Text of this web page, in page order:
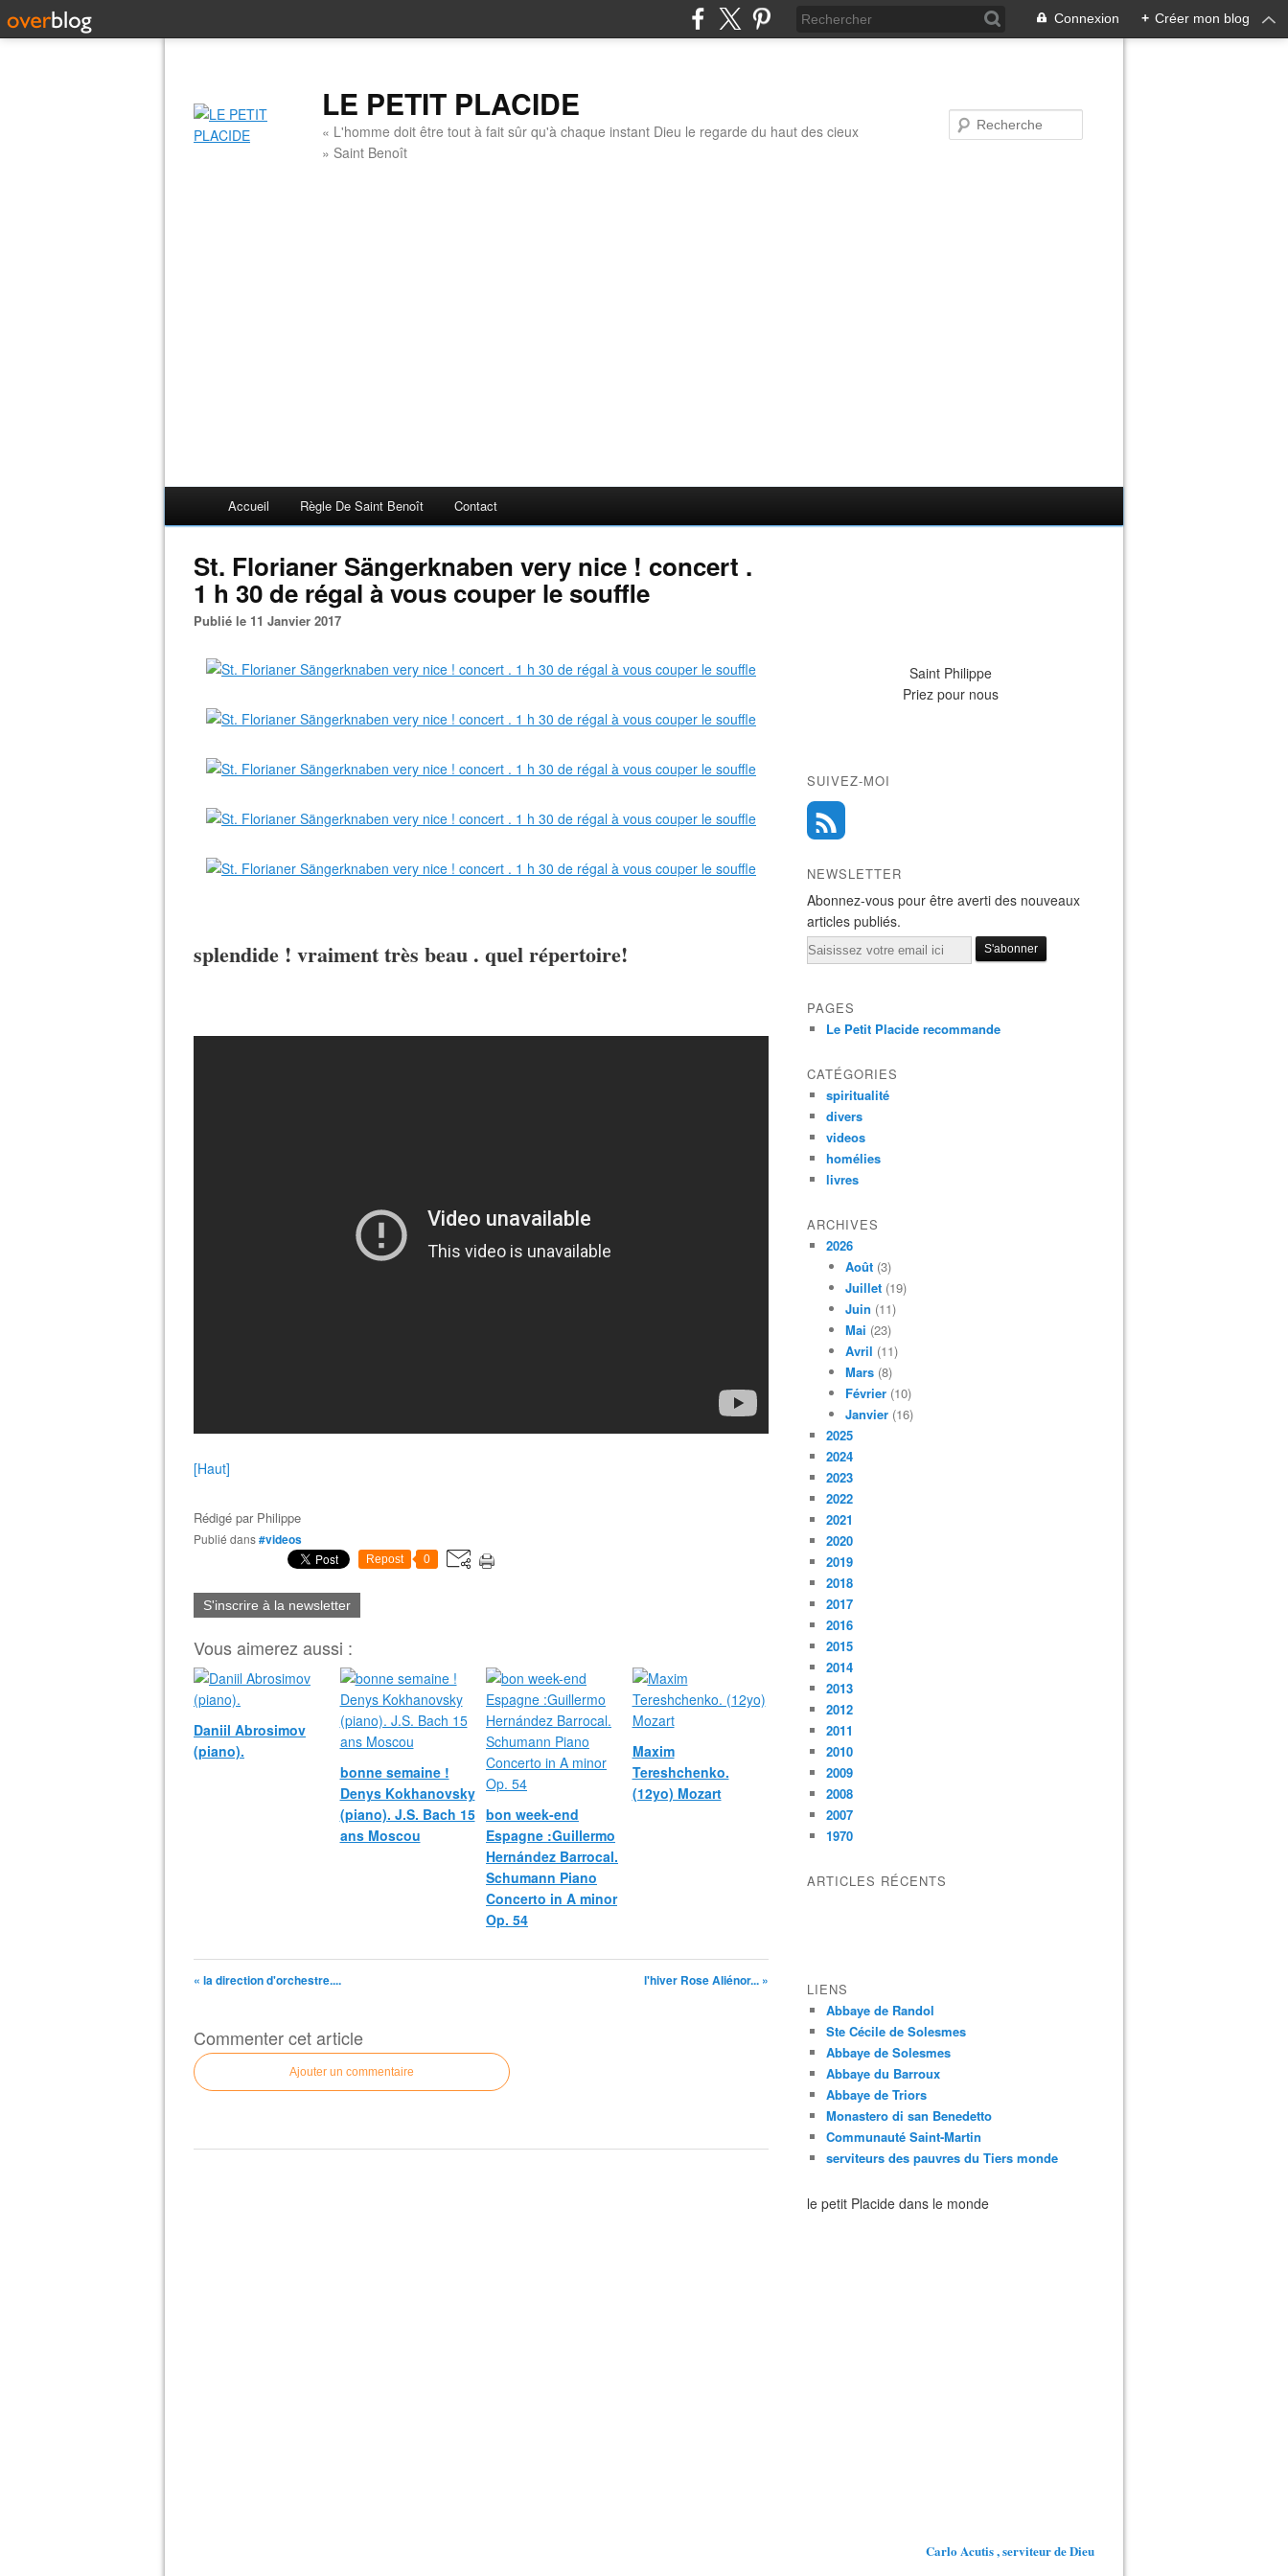
Connexion + Créer mon blog
LE PETIT PLACIDE
« L'homme doit être tout à fait sûr qu'à chaque instant Dieu le regarde du haut des cieux
» Saint Benoît
Accueil Règle De Saint Benoît Contact
St. Florianer Sängerknaben very nice ! concert .
1 h 30 de régal à vous couper le souffle
Publié le 11 Janvier 2017
splendide ! vraiment très beau . quel répertoire!
[Haut]
Rédigé par Philippe
Publié dans#videos
Repost 0
S'inscrire à la newsletter
Vous aimerez aussi :
Daniil Abrosimov
(piano).
bonne semaine !
Denys Kokhanovsky
(piano). J.S. Bach 15
ans Moscou
bon week-end
Espagne :Guillermo
Hernández Barrocal.
Schumann Piano
Concerto in A minor
Op. 54
Maxim
Tereshchenko.
(12yo) Mozart
« la direction d'orchestre.... l'hiver Rose Aliénor... »
Commenter cet article
Ajouter un commentaire
Saint Philippe
Priez pour nous
SUIVEZ-MOI
NEWSLETTER
Abonnez-vous pour être averti des nouveaux
articles publiés.
Email
PAGES
Le Petit Placide recommande
CATÉGORIES
spiritualité
divers
videos
homélies
livres
ARCHIVES
2026
Août (3)
Juillet (19)
Juin (11)
Mai (23)
Avril (11)
Mars (8)
Février (10)
Janvier (16)
2025
2024
2023
2022
2021
2020
2019
2018
2017
2016
2015
2014
2013
2012
2011
2010
2009
2008
2007
1970
ARTICLES RÉCENTS
LIENS
Abbaye de Randol
Ste Cécile de Solesmes
Abbaye de Solesmes
Abbaye du Barroux
Abbaye de Triors
Monastero di san Benedetto
Communauté Saint-Martin
serviteurs des pauvres du Tiers monde
le petit Placide dans le monde
Carlo Acutis , serviteur de Dieu